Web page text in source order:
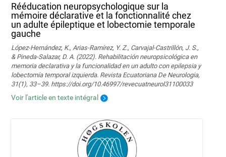
Rééducation neuropsychologique sur la
mémoire déclarative et la fonctionnalité chez
un adulte épileptique et lobectomie temporale
gauche
López-Hernández, K., Arias-Ramírez, Y. Z., Carvajal-Castrillón, J. S.,
& Pineda-Salazar, D. A. (2022). Rehabilitación neuropsicológica en
memoria declarativa y la funcionalidad en un adulto con epilepsia y
lobectomía temporal izquierda. Revista Ecuatoriana De Neurologia,
31(1), 33–39. https://doi.org/10.46997/revecuatneurol31100033
Voir l'article en texte intégral